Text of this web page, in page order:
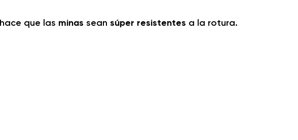
que las minas seansúper resistentes a la rotura.